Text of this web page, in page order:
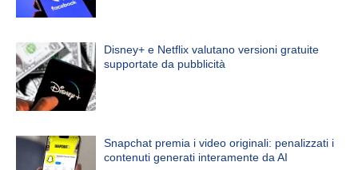
Disney+ e Netflix valutano versioni gratuite
supportate da pubblicità
Snapchat premia i video originali: penalizzati i
contenuti generati interamente da AI